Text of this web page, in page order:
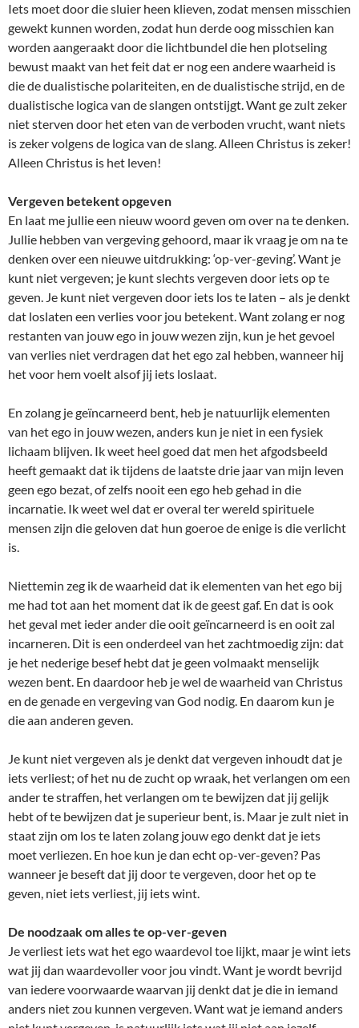
Iets moet door die sluier heen klieven, zodat mensen misschien
gewekt kunnen worden, zodat hun derde oog misschien kan
worden aangeraakt door die lichtbundel die hen plotseling
bewust maakt van het feit dat er nog een andere waarheid is
die de dualistische polariteiten, en de dualistische strijd, en de
dualistische logica van de slangen ontstijgt. Want ge zult zeker
niet sterven door het eten van de verboden vrucht, want niets
is zeker volgens de logica van de slang. Alleen Christus is zeker!
Alleen Christus is het leven!
Vergeven betekent opgeven
En laat me jullie een nieuw woord geven om over na te denken.
Jullie hebben van vergeving gehoord, maar ik vraag je om na te
denken over een nieuwe uitdrukking: ‘op-ver-geving’. Want je
kunt niet vergeven; je kunt slechts vergeven door iets op te
geven. Je kunt niet vergeven door iets los te laten – als je denkt
dat loslaten een verlies voor jou betekent. Want zolang er nog
restanten van jouw ego in jouw wezen zijn, kun je het gevoel
van verlies niet verdragen dat het ego zal hebben, wanneer hij
het voor hem voelt alsof jij iets loslaat.
En zolang je geïncarneerd bent, heb je natuurlijk elementen
van het ego in jouw wezen, anders kun je niet in een fysiek
lichaam blijven. Ik weet heel goed dat men het afgodsbeeld
heeft gemaakt dat ik tijdens de laatste drie jaar van mijn leven
geen ego bezat, of zelfs nooit een ego heb gehad in die
incarnatie. Ik weet wel dat er overal ter wereld spirituele
mensen zijn die geloven dat hun goeroe de enige is die verlicht
is.
Niettemin zeg ik de waarheid dat ik elementen van het ego bij
me had tot aan het moment dat ik de geest gaf. En dat is ook
het geval met ieder ander die ooit geïncarneerd is en ooit zal
incarneren. Dit is een onderdeel van het zachtmoedig zijn: dat
je het nederige besef hebt dat je geen volmaakt menselijk
wezen bent. En daardoor heb je wel de waarheid van Christus
en de genade en vergeving van God nodig. En daarom kun je
die aan anderen geven.
Je kunt niet vergeven als je denkt dat vergeven inhoudt dat je
iets verliest; of het nu de zucht op wraak, het verlangen om een
ander te straffen, het verlangen om te bewijzen dat jij gelijk
hebt of te bewijzen dat je superieur bent, is. Maar je zult niet in
staat zijn om los te laten zolang jouw ego denkt dat je iets
moet verliezen. En hoe kun je dan echt op-ver-geven? Pas
wanneer je beseft dat jij door te vergeven, door het op te
geven, niet iets verliest, jij iets wint.
De noodzaak om alles te op-ver-geven
Je verliest iets wat het ego waardevol toe lijkt, maar je wint iets
wat jij dan waardevoller voor jou vindt. Want je wordt bevrijd
van iedere voorwaarde waarvan jij denkt dat je die in iemand
anders niet zou kunnen vergeven. Want wat je iemand anders